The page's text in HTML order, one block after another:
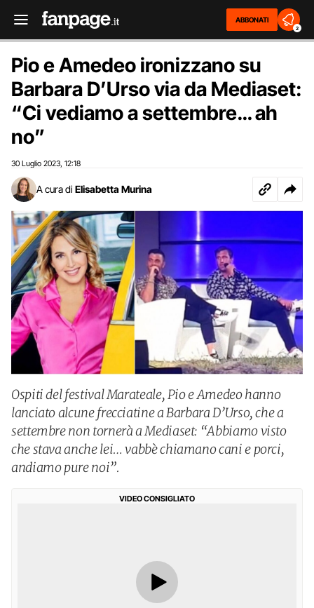
ABBONATI
2
Pio e Amedeo ironizzano su
Barbara D’Urso via da Mediaset:
“Ci vediamo a settembre… ah
no”
30 Luglio 2023 12:18
A cura di Elisabetta Murina
Ospiti del festival Marateale, Pio e Amedeo hanno
lanciato alcune frecciatine a Barbara D’Urso, che a
settembre non tornerà a Mediaset: “Abbiamo visto
che stava anche lei… vabbè chiamano cani e porci,
andiamo pure noi”.
VIDEO CONSIGLIATO